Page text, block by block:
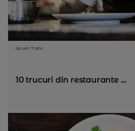
acum 7 ani
10 trucuri din restaurante ...